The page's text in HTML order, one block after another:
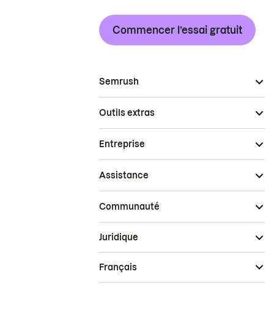
Commencer l’essai gratuit
Semrush
Outils extras
Entreprise
Assistance
Communauté
Juridique
Français